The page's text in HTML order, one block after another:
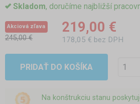
Skladom, doručíme najbližší
Akciová zľava
245,00 €
219,00 €
178,05 € bez DPH
PRIDAŤ DO KOŠÍKA
Na konštrukciu stanu